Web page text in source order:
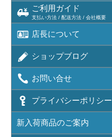
ご利用ガイド
支払い方法 / 配送方法 / 会社概要
店長について
ショップブログ
お問い合せ
プライバシーポリシー
新入荷商品のご案内